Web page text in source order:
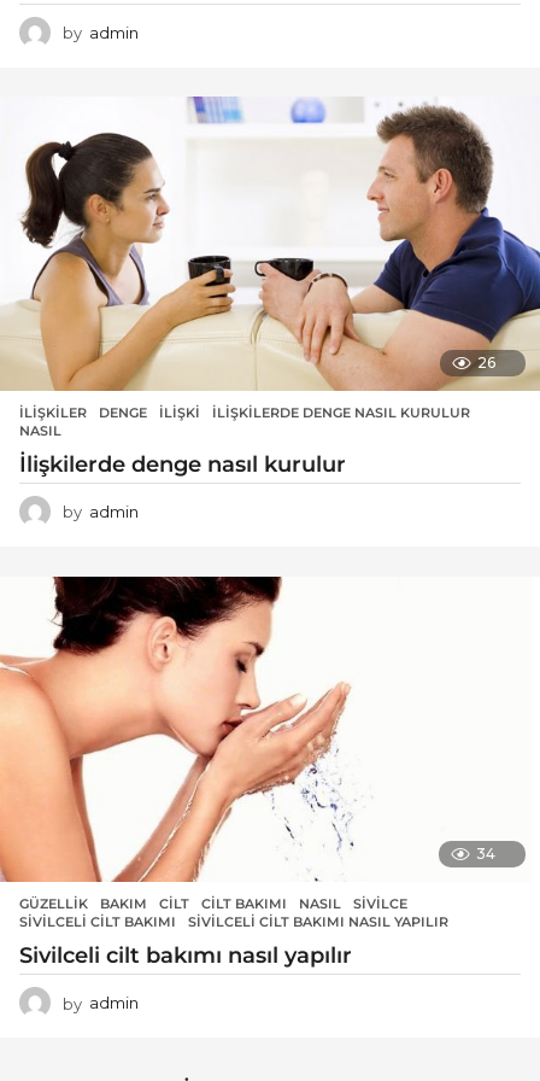
by admin
26
İLIŞKILER DENGE ,ILIŞKI ,İLIŞKILERDE DENGE NASIL KURULUR
NASIL
İlişkilerde denge nasıl kurulur
by admin
34
GÜZELLIK BAKIM ,CILT ,CILT BAKIMI ,NASIL ,SIVILCE
SIVILCELI CILT BAKIMI
,SIVILCELI CILT BAKIMI NASIL YAPILIR
Sivilceli cilt bakımı nasıl yapılır
by admin